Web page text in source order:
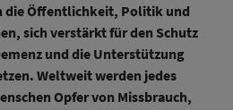
die Öffentlichkeit, Politik und
sich verstärkt für den Schutz
und die Unterstützung
Weltweit werden jedes
Opfer von Missbrauch,